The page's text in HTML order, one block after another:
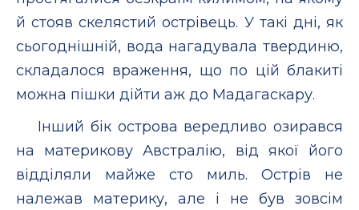
й стояв скелястий острівець. У такі дні, як
сьогоднішній, вода нагадувала твердиню,
складалося враження, що по цій блакиті
можна пішки дійти аж до Мадагаскару.
Інший бік острова вередливо озирався
на материкову Австралію, від якої його
відділяли майже сто миль. Острів не
належав материку, але і не був зовсім